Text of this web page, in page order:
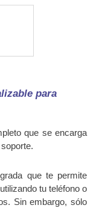
para
que se encarga
que te permite
tu teléfono o
Sin embargo, sólo